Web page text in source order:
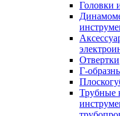
Головки
Отвертки
Г-
Трубные